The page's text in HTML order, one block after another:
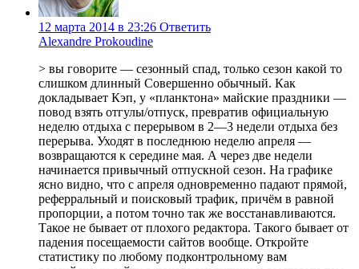
12 марта 2014 в 23:26 Ответить
Alexandre Prokoudine
> вы говорите — сезонный спад, только сезон какой то
слишком длинный Совершенно обычный. Как
докладывает Кэп, у «планктона» майские праздники —
повод взять отгулы/отпуск, превратив официальную
неделю отдыха с перерывом в 2—3 недели отдыха без
перерыва. Уходят в последнюю неделю апреля —
возвращаются к середине мая. А через две недели
начинается привычный отпускной сезон. На графике
ясно видно, что с апреля одновременно падают прямой,
реферральный и поисковый трафик, причём в равной
пропорции, а потом точно так же восстанавливаются.
Такое не бывает от плохого редактора. Такого бывает от
падения посещаемости сайтов вообще. Откройте
статистику по любому подконтрольному вам